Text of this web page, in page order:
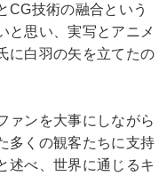
CG技術の融合という
と思い、実写とアニメ
に白羽の矢を立てたの
ァンを大事にしながら
多くの観客たちに支持
述べ、世界に通じるキ